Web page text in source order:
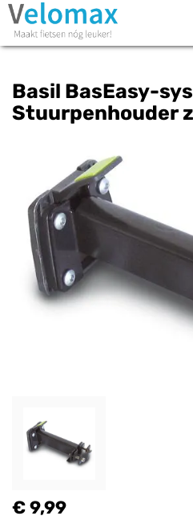
Basil BasEasy-
Stuurpenhouder
€ 9,99